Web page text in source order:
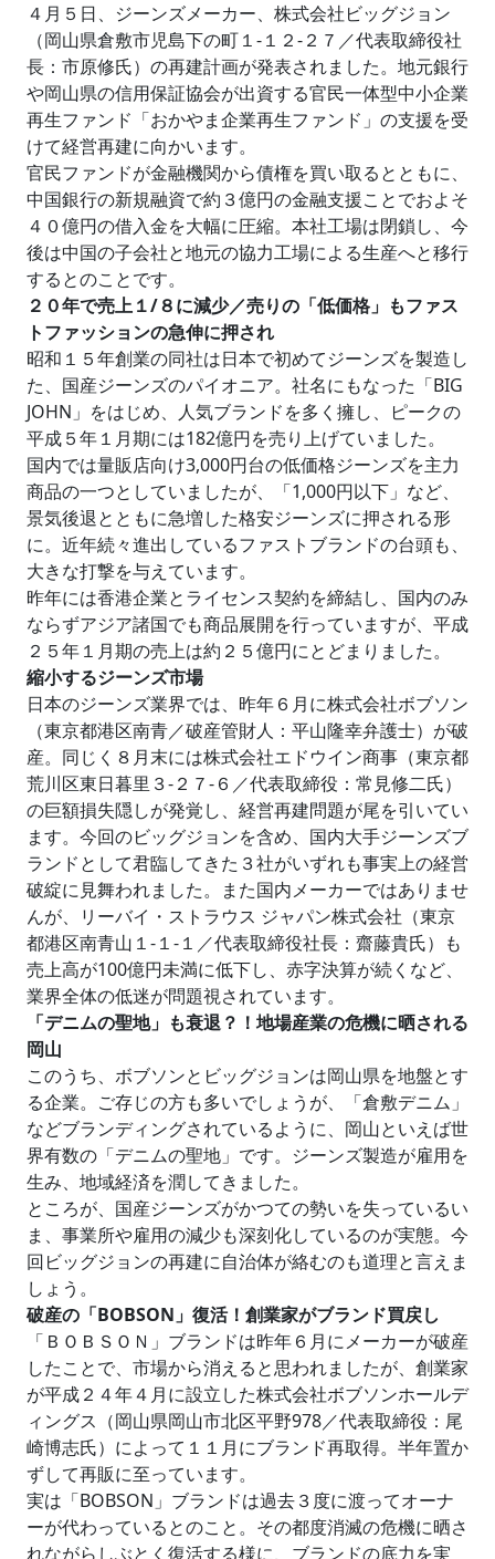
４月５日、ジーンズメーカー、株式会社ビッグジョン
（岡山県倉敷市児島下の町１‐１２‐２７／代表取締役社
長：市原修氏）の再建計画が発表されました。地元銀行
や岡山県の信用保証協会が出資する官民一体型中小企業
再生ファンド「おかやま企業再生ファンド」の支援を受
けて経営再建に向かいます。
官民ファンドが金融機関から債権を買い取るとともに、
中国銀行の新規融資で約３億円の金融支援ことでおよそ
４０億円の借入金を大幅に圧縮。本社工場は閉鎖し、今
後は中国の子会社と地元の協力工場による生産へと移行
するとのことです。
２０年で売上１/８に減少／売りの「低価格」もファス
トファッションの急伸に押され
昭和１５年創業の同社は日本で初めてジーンズを製造し
た、国産ジーンズのパイオニア。社名にもなった「BIG
JOHN」をはじめ、人気ブランドを多く擁し、ピークの
平成５年１月期には182億円を売り上げていました。
国内では量販店向け3,000円台の低価格ジーンズを主力
商品の一つとしていましたが、「1,000円以下」など、
景気後退とともに急増した格安ジーンズに押される形
に。近年続々進出しているファストブランドの台頭も、
大きな打撃を与えています。
昨年には香港企業とライセンス契約を締結し、国内のみ
ならずアジア諸国でも商品展開を行っていますが、平成
２５年１月期の売上は約２５億円にとどまりました。
縮小するジーンズ市場
日本のジーンズ業界では、昨年６月に株式会社ボブソン
（東京都港区南青／破産管財人：平山隆幸弁護士）が破
産。同じく８月末には株式会社エドウイン商事（東京都
荒川区東日暮里３‐２７‐６／代表取締役：常見修二氏）
の巨額損失隠しが発覚し、経営再建問題が尾を引いてい
ます。今回のビッグジョンを含め、国内大手ジーンズブ
ランドとして君臨してきた３社がいずれも事実上の経営
破綻に見舞われました。また国内メーカーではありませ
んが、リーバイ・ストラウス ジャパン株式会社（東京
都港区南青山１‐１‐１／代表取締役社長：齋藤貴氏）も
売上高が100億円未満に低下し、赤字決算が続くなど、
業界全体の低迷が問題視されています。
「デニムの聖地」も衰退？！地場産業の危機に晒される
岡山
このうち、ボブソンとビッグジョンは岡山県を地盤とす
る企業。ご存じの方も多いでしょうが、「倉敷デニム」
などブランディングされているように、岡山といえば世
界有数の「デニムの聖地」です。ジーンズ製造が雇用を
生み、地域経済を潤してきました。
ところが、国産ジーンズがかつての勢いを失っているい
ま、事業所や雇用の減少も深刻化しているのが実態。今
回ビッグジョンの再建に自治体が絡むのも道理と言えま
しょう。
破産の「BOBSON」復活！創業家がブランド買戻し
「ＢＯＢＳＯＮ」ブランドは昨年６月にメーカーが破産
したことで、市場から消えると思われましたが、創業家
が平成２４年４月に設立した株式会社ボブソンホールデ
ィングス（岡山県岡山市北区平野978／代表取締役：尾
崎博志氏）によって１１月にブランド再取得。半年置か
ずして再販に至っています。
実は「BOBSON」ブランドは過去３度に渡ってオーナ
ーが代わっているとのこと。その都度消滅の危機に晒さ
れながらしぶとく復活する様に、ブランドの底力を実